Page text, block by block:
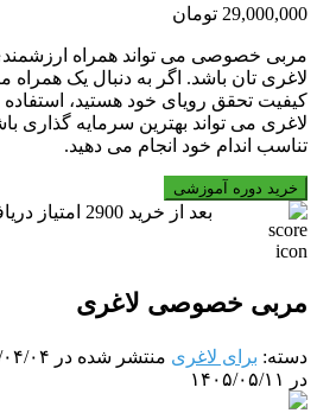
29,000,000 تومان
مربی خصوصی می تواند همراه
لاغری تان باشد. اگر به دنبال یک همراه
کیفیت تحقق رویای خود هستید،
لاغری می تواند بهترین سرمایه گذاری
تناسب اندام خود انجام می دهید.
مربی
خصوصی
لاغری
عدد
خرید دوره آموزشی
بعد از خرید 2900 امتیاز
مربی خصوصی لاغری
دسته: برای لاغری منتشر شده در ۱۴۰۳/۰۴/۰۴
در ۱۴۰۵/۰۵/۱۱